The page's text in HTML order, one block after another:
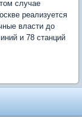
случае
реализуется
власти до
и 78 станций